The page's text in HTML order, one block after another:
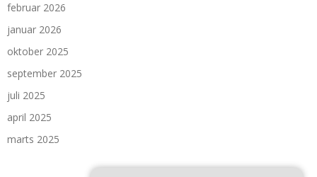
februar 2026
januar 2026
oktober 2025
september 2025
juli 2025
april 2025
marts 2025